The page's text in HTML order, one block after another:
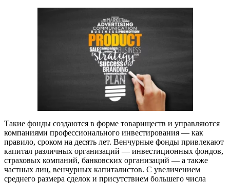
Такие фонды создаются в форме товариществ и управляются
компаниями профессионального инвестирования — как
правило, сроком на десять лет. Венчурные фонды привлекают
капитал различных организаций — инвестиционных фондов,
страховых компаний, банковских организаций — а также
частных лиц, венчурных капиталистов. С увеличением
среднего размера сделок и присутствием большего числа